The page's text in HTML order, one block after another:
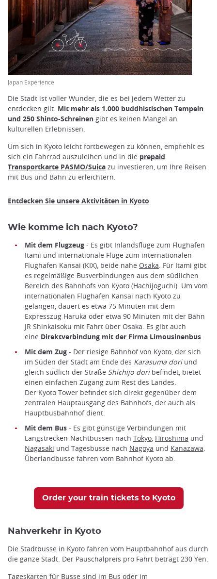
Japan Experience
Die Stadt ist voller Wunder, die es bei jedem Wetter zu
entdecken gilt. Mit mehr als 1.000 buddhistischen Tempeln
und 250 Shinto-Schreinen gibt es keinen Mangel an
kulturellen Erlebnissen.
Um sich in Kyoto leicht fortbewegen zu können, empfiehlt es
sich ein Fahrrad auszuleihen und in die prepaid
Transportkarte PASMO/Suica zu investieren, um Ihre Reisen
mit Bus und Bahn zu erleichtern.
Entdecken Sie unsere Aktivitäten in Kyoto
Wie komme ich nach Kyoto?
Mit dem Flugzeug - Es gibt Inlandsflüge zum Flughafen
Itami und internationale Flüge zum internationalen
Flughafen Kansai (KIX), beide nahe Osaka. Für Itami gibt
es regelmäßige Busverbindungen aus dem südlichen
Bereich des Bahnhofs von Kyoto (Hachijoguchi). Um vom
internationalen Flughafen Kansai nach Kyoto zu
gelangen, dauert es etwa 75 Minuten mit dem
Expresszug Haruka oder etwa 90 Minuten mit der Bahn
JR Shinkaisoku mit Fahrt über Osaka. Es gibt auch
eine Direktverbindung mit der Firma Limousinenbus.
Mit dem Zug - Der riesige Bahnhof von Kyoto, der sich
im Süden der Stadt am Ende des Karasuma doriund
gleich südlich der Straße Shichijo doribefindet, bietet
einen einfachen Zugang zum Rest des Landes.
Der Kyoto Tower befindet sich direkt gegenüber dem
zentralen Hauptausgang des Bahnhofs, der auch als
Hauptbusbahnhof dient.
Mit dem Bus - Es gibt günstige Verbindungen mit
Langstrecken-Nachtbussen nach Tokyo, Hiroshima und
Nagasaki und Tagesbusse nach Nagoya und Kanazawa.
Überlandbusse fahren vom Bahnhof Kyoto ab.
Order your train tickets to Kyoto
Nahverkehr in Kyoto
Die Stadtbusse in Kyoto fahren vom Hauptbahnhof aus durch
die ganze Stadt. Der Pauschalpreis pro Fahrt beträgt 230 Yen.
Tageskarten für Busse sind im Bus oder im